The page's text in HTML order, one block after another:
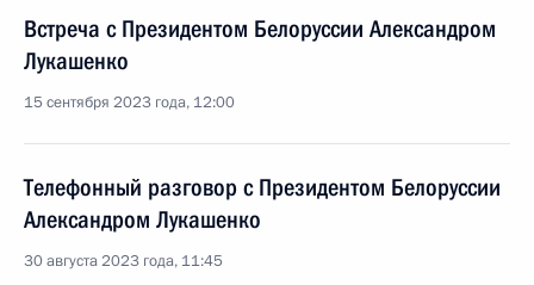
Встреча с Президентом Белоруссии Александром
Лукашенко
15 сентября 2023 года, 12:00
Телефонный разговор с Президентом Белоруссии
Александром Лукашенко
30 августа 2023 года, 11:45